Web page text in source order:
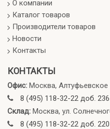
О компании
Каталог товаров
Производители товаров
Новости
Контакты
КОНТАКТЫ
Офис: Москва,
8 (495) 118-32-22 доб. 236
Склад: Москва, ул.
8 (495) 118-32-22 доб. 220